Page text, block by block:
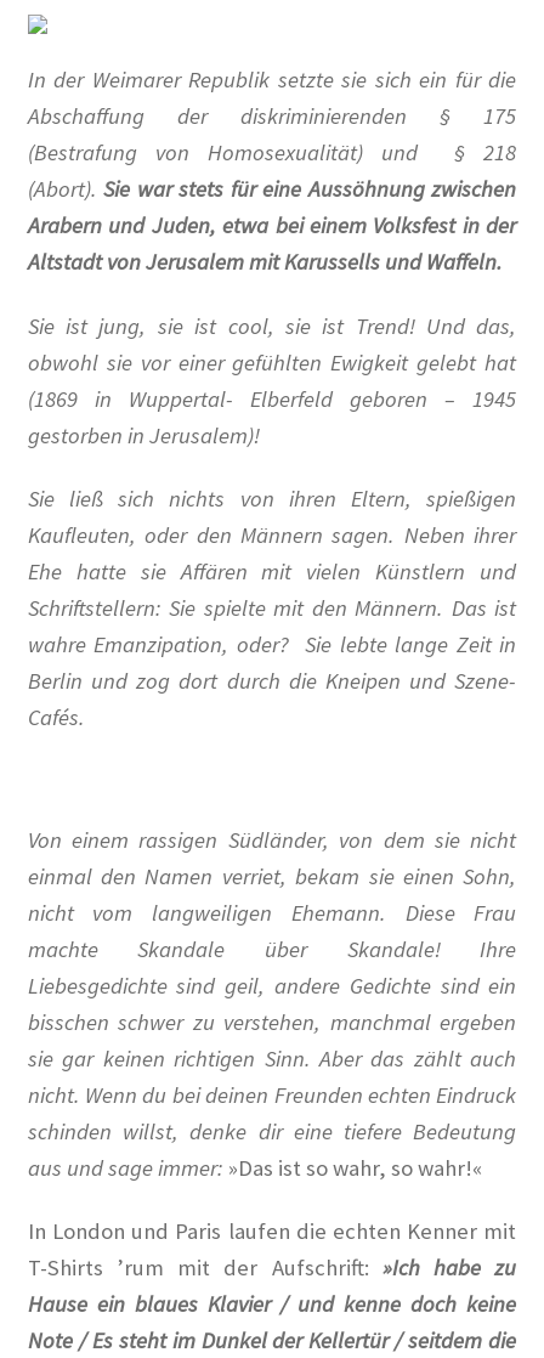
2023 #2
Baumpatenschaften
Bestellung abgeschlossen
BewohnerInnen
Buchempfehlungen
Calendar
Damals war’s …
100 Jahre – Zum Jahrestag unserer Wohnanlage im
Rheinischen Viertel
Alexander Graf Stenbock-Fermor
Berlin im Film der Zwanziger Jahre
Berliner Dampfstraßenbahn-Konsortium
Damals war’s…Truppe 1931
DER KÜNSTLER HANSJÖRG WAGNER
Der Südwestkorso
Erich Mühsam
Erik Ode
In der Weimarer Republik setzte sie sich ein für die
Abschaffung der diskriminierenden § 175
(Bestrafung von Homosexualität) und § 218
(Abort).Sie war stets für eine Aussöhnung zwischen
Arabern und Juden, etwa bei einem Volksfest in der
Altstadt von Jerusalem mit Karussells und Waffeln.
Sie ist jung, sie ist cool, sie ist Trend! Und das,
obwohl sie vor einer gefühlten Ewigkeit gelebt hat
(1869 in Wuppertal- Elberfeld geboren – 1945
gestorben in Jerusalem)!
Sie ließ sich nichts von ihren Eltern, spießigen
Kaufleuten, oder den Männern sagen. Neben ihrer
Ehe hatte sie Affären mit vielen Künstlern und
Schriftstellern: Sie spielte mit den Männern. Das ist
wahre Emanzipation, oder? Sie lebte lange Zeit in
Berlin und zog dort durch die Kneipen und Szene-
Cafés.
Von einem rassigen Südländer, von dem sie nicht
einmal den Namen verriet, bekam sie einen Sohn,
nicht vom langweiligen Ehemann. Diese Frau
machte Skandale über Skandale! Ihre
Liebesgedichte sind geil, andere Gedichte sind ein
bisschen schwer zu verstehen, manchmal ergeben
sie gar keinen richtigen Sinn. Aber das zählt auch
nicht. Wenn du bei deinen Freunden echten Eindruck
schinden willst, denke dir eine tiefere Bedeutung
aus und sage immer: »Das ist so wahr, so wahr!«
In London und Paris laufen die echten Kenner mit
T-Shirts ’rum mit der Aufschrift: »Ich habe zu
Hause ein blaues Klavier / und kenne doch keine
Note / Es steht im Dunkel der Kellertür / seitdem die